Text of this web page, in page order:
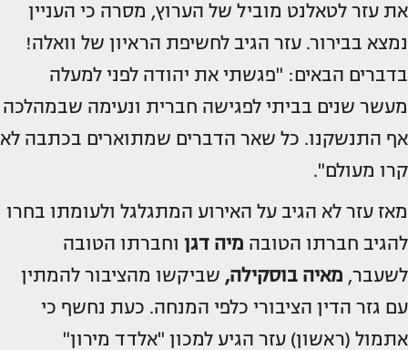
את עזר לטאלנט מוביל של הערוץ, מסרה כי העניין
נמצא בבירור. עזר הגיב לחשיפת הראיון של וואלה!
בדברים הבאים: "פגשתי את יהודה לפני למעלה
מעשר שנים בביתי לפגישה חברית ונעימה שבמהלכה
אף התנשקנו. כל שאר הדברים שמתוארים בכתבה לא
קרו מעולם".
מאז עזר לא הגיב על האירוע המתגלגל ולעומתו בחרו
להגיב חברתו הטובה מיה דגן וחברתו הטובה
לשעבר, מאיה בוסקילה, שביקשו מהציבור להמתין
עם גזר הדין הציבורי כלפי המנחה. כעת נחשף כי
אתמול (ראשון) עזר הגיע למכון "אלדד מירון"